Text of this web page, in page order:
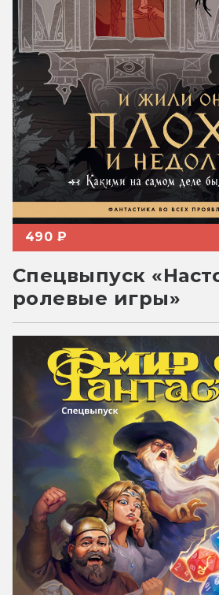
490 ₽
Спецвыпуск
ролевые игры»